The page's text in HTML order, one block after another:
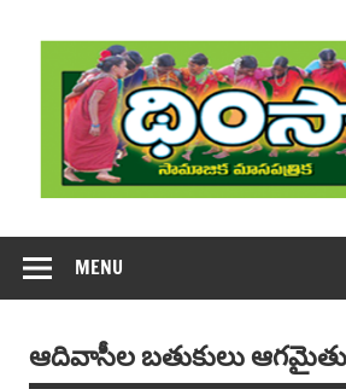
content
MENU
ఆదివాసీల బతుకులు